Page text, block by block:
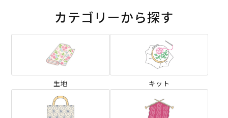
カテゴリーから探す
生地 キット